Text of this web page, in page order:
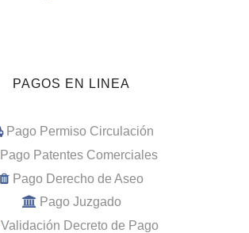
PAGOS EN LINEA
Pago Permiso Circulación
Pago Patentes Comerciales
Pago Derecho de Aseo
Pago Juzgado
Validación Decreto de Pago